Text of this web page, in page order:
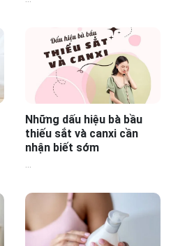
Những dấu hiệu bà bầu
thiếu sắt và canxi cần
nhận biết sớm